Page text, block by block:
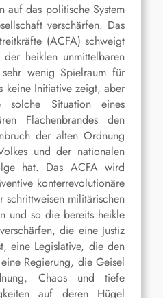
auf das politische System
verschärfen. Das
(ACFA) schweigt
heiklen unmittelbaren
wenig Spielraum für
keine Initiative zeigt, aber
Situation eines
Flächenbrandes den
der alten Ordnung
und der nationalen
hat. Das ACFA wird
konterrevolutionäre
militärischen
und so die bereits heikle
die eine Justiz
eine Legislative, die den
Regierung, die Geisel
Chaos und tiefe
auf deren Hügel